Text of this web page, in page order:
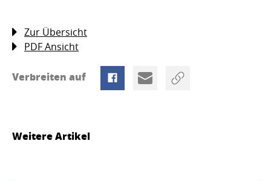
Zur Übersicht
PDF Ansicht
Verbreiten auf
Weitere Artikel